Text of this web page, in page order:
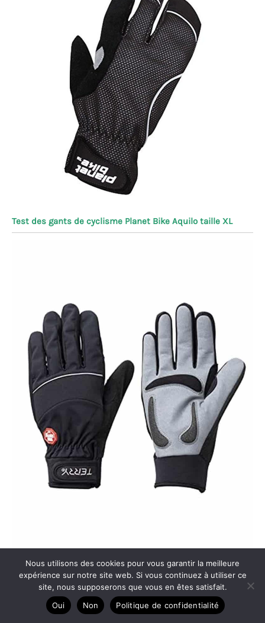
Test des gants de cyclisme Planet Bike Aquilo taille XL
Test des gants de cyclisme Terry FF rembourrés pour
Nous utilisons des cookies pour vous garantir la meilleure
expérience sur notre site web. Si vous continuez à utiliser ce
site, nous supposerons que vous en êtes satisfait.
Oui
Non Politique de confidentialité